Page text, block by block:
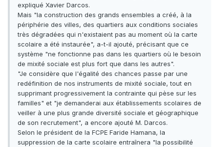
expliqué Xavier Darcos.
Mais "la construction des grands ensembles a créé, à la
périphérie des villes, des quartiers aux conditions sociales
très dégradées qui n'existaient pas au moment où la carte
scolaire a été instaurée", a-t-il ajouté, précisant que ce
système "ne fonctionne pas dans les quartiers où le besoin
de mixité sociale est plus fort que dans les autres".
"Je considère que l'égalité des chances passe par une
redéfinition de nos instruments de mixité sociale, tout en
supprimant progressivement la contrainte qui pèse sur les
familles" et "je demanderai aux établissements scolaires de
veiller à une plus grande diversité sociale et géographique
de son recrutement", a encore ajouté M. Darcos.
Selon le président de la FCPE Faride Hamana, la
suppression de la carte scolaire entraînera "la possibilité